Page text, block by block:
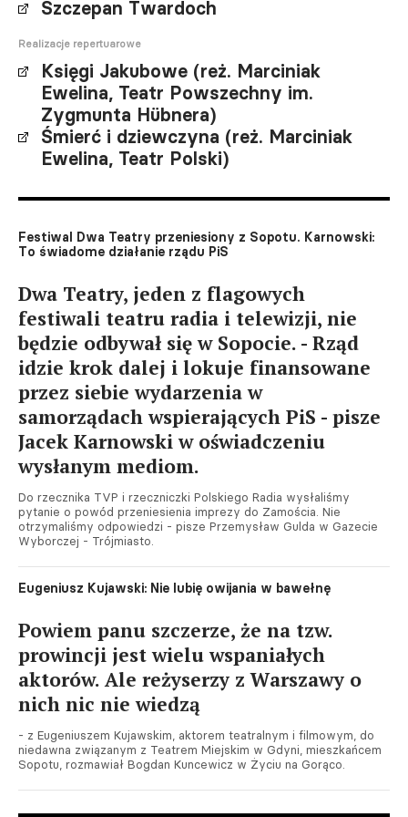
Szczepan Twardoch
Realizacje repertuarowe
Księgi Jakubowe (reż. Marciniak
Ewelina, Teatr Powszechny im.
Zygmunta Hübnera)
Śmierć i dziewczyna (reż. Marciniak
Ewelina, Teatr Polski)
Festiwal Dwa Teatry przeniesiony z Sopotu. Karnowski:
To świadome działanie rządu PiS
Dwa Teatry, jeden z flagowych
festiwali teatru radia i telewizji, nie
będzie odbywał się w Sopocie. - Rząd
idzie krok dalej i lokuje finansowane
przez siebie wydarzenia w
samorządach wspierających PiS - pisze
Jacek Karnowski w oświadczeniu
wysłanym mediom.
Do rzecznika TVP i rzeczniczki Polskiego Radia wysłaliśmy
pytanie o powód przeniesienia imprezy do Zamościa. Nie
otrzymaliśmy odpowiedzi - pisze Przemysław Gulda w Gazecie
Wyborczej - Trójmiasto.
Eugeniusz Kujawski: Nie lubię owijania w bawełnę
Powiem panu szczerze, że na tzw.
prowincji jest wielu wspaniałych
aktorów. Ale reżyserzy z Warszawy o
nich nic nie wiedzą
- z Eugeniuszem Kujawskim, aktorem teatralnym i filmowym, do
niedawna związanym z Teatrem Miejskim w Gdyni, mieszkańcem
Sopotu, rozmawiał Bogdan Kuncewicz w Życiu na Gorąco.